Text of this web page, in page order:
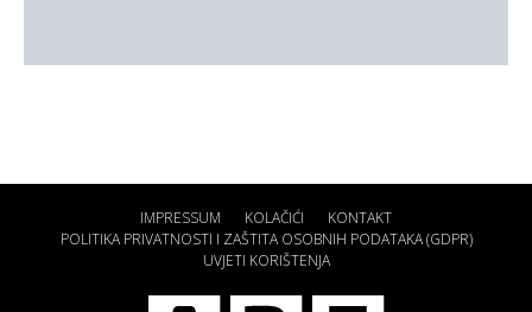
IMPRESSUM KOLAČIĆI
KONTAKT
POLITIKA PRIVATNOSTI I ZAŠTITA OSOBNIH PODATAKA (GDPR)
UVJETI KORIŠTENJA